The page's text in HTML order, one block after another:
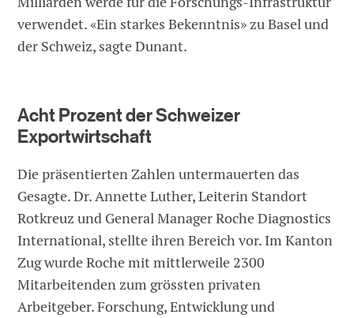
verwendet. «Ein starkes Bekenntnis» zu Basel und
der Schweiz, sagte Dunant.
Acht Prozent der Schweizer
Exportwirtschaft
Die präsentierten Zahlen untermauerten das
Gesagte. Dr. Annette Luther, Leiterin Standort
Rotkreuz und General Manager Roche Diagnostics
International, stellte ihren Bereich vor. Im Kanton
Zug wurde Roche mit mittlerweile 2300
Mitarbeitenden zum grössten privaten
Arbeitgeber. Forschung, Entwicklung und